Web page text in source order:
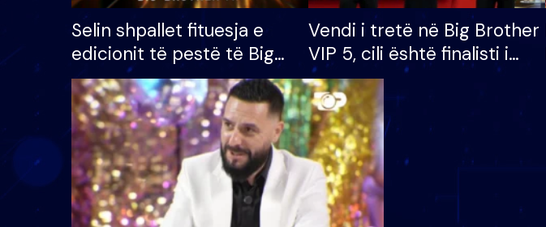
Selin shpallet fituesja e
edicionit të pestë të Big
Brother VIP, rrëmben
çmimin e madh prej 100
mijë eurosh
Vendi i tretë në Big Brother
VIP 5, cili është finalisti i
radhës që lë shtëpinë